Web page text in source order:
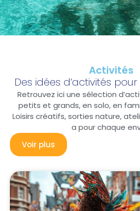
Activités
Des idées d’activités
Retrouvez ici une sélection
petits et grands, en solo, en
Loisirs créatifs, sorties nature,
a pour chaque
Voir plus